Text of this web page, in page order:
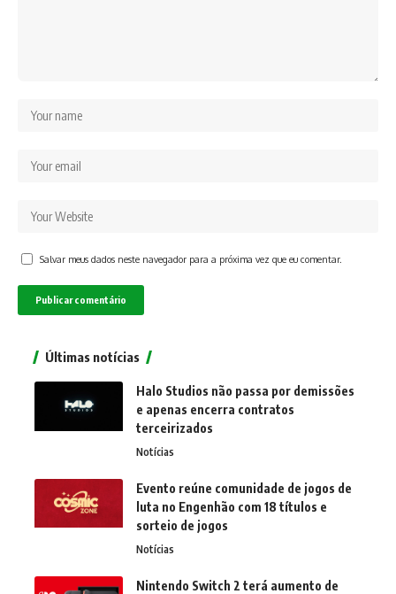
Salvar meus dados neste navegador para a próxima vez que eu comentar.
Últimas notícias
Halo Studios não passa por demissões
e apenas encerra contratos
terceirizados
Notícias
Evento reúne comunidade de jogos de
luta no Engenhão com 18 títulos e
sorteio de jogos
Notícias
Nintendo Switch 2 terá aumento de